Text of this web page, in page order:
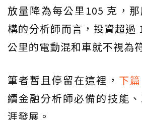
放量降為每公里105 克，
構的分析師而言，投資超過
公里的電動混和車就不視為
筆者暫且停留在這裡， 下篇
續金融分析師必備的技能
涯發展。